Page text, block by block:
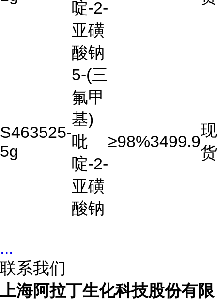
啶-2-
亚磺
酸钠
S463525-
5g
5-(三
氟甲
基)
吡
啶-2-
亚磺
酸钠
≥98%3499.9
现
货
...
联系我们
上海阿拉丁生化科技股份有限